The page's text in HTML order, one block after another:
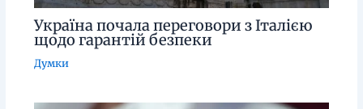
Україна почала переговори з Італією
щодо гарантій безпеки
Думки